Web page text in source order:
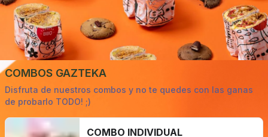
COMBOS GAZTEKA
Disfruta de nuestros combos y no te quedes con las ganas
de probarlo TODO! ;)
COMBO INDIVIDUAL